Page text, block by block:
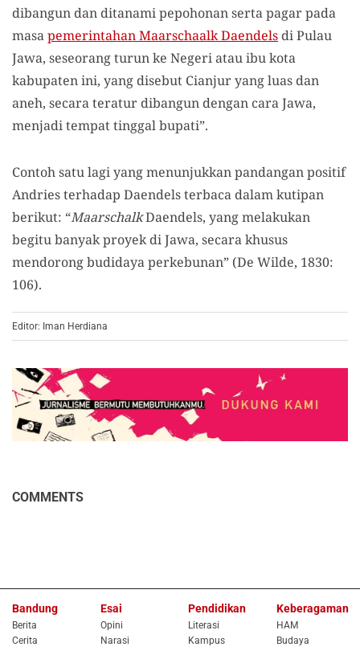
dibangun dan ditanami pepohonan serta pagar pada
masapemerintahan Maarschaalk Daendels di Pulau
Jawa, seseorang turun ke Negeri atau ibu kota
kabupaten ini, yang disebut Cianjur yang luas dan
aneh, secara teratur dibangun dengan cara Jawa,
menjadi tempat tinggal bupati”.
Contoh satu lagi yang menunjukkan pandangan positif
Andries terhadap Daendels terbaca dalam kutipan
berikut: “MaarschalkDaendels, yang melakukan
begitu banyak proyek di Jawa, secara khusus
mendorong budidaya perkebunan” (De Wilde, 1830:
106).
Editor: Iman Herdiana
COMMENTS
Bandung
Berita
Cerita
Esai
Opini
Narasi
Pendidikan
Literasi
Kampus
Keberagaman
HAM
Budaya